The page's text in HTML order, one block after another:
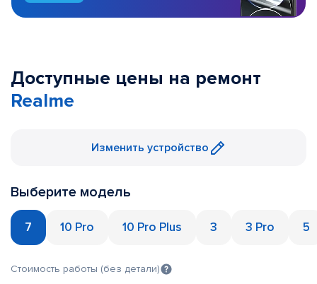
Доступные цены на ремонт
Realme
Изменить устройство
Выберите модель
7 10 Pro 10 Pro Plus 3 3 Pro 5
Стоимость работы (без детали)